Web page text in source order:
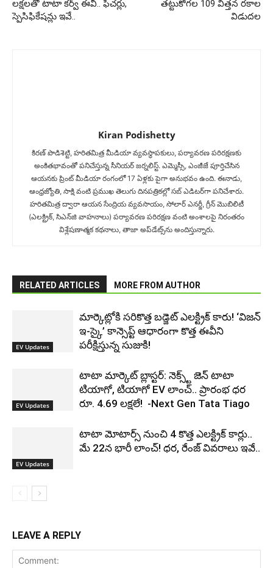
లక్షలతో టాటా క‌ర్వ్ ఈవీ.. ఫీచర్లు,
స్పెసిఫికేషన్లు ఇవే..
తట్టుకోగల 109 విత్తన రకాల
విడుదల
Kiran Podishetty
కిరణ్ పొడిశెట్టి, హరితమిత్ర మీడియా వ్యవస్థాపకులు, పర్యావరణ పరిరక్షణకు
అంకితభావంతో పనిచేస్తున్న సీనియ‌ర్‌ జర్నలిస్ట్. ఎమ్మెస్సీ, ఎంజీజే పూర్తిచేసిన‌
ఆయనకు ప్రింట్ మీడియా రంగంలో 17 ఏళ్లకు పైగా అనుభవం ఉంది. ఈనాడు,
ఆంధ్రజ్యోతి, సాక్షి వంటి ప్రముఖ తెలుగు దినపత్రికల్లో సబ్‌ ఎడిటర్‌గా ప‌నిచేశారు.
హరితమిత్ర ద్వారా ఆయన సేంద్రియ వ్యవసాయం, సోలార్ ఎనర్జీ, గ్రీన్ మొబిలిటీ
(ఎలక్ట్రిక్‌, సిఎన్‌జి వాహనాలు) ప‌ర్యావ‌ర‌ణ ప‌రిర‌క్ష‌ణ వంటి అంశాలపై నిరంతరం
విశ్లేషణాత్మక కథనాలు, తాజా అప్‌డేట్స్‌ను అందిస్తున్నారు.
RELATED ARTICLES MORE FROM AUTHOR
EV Updates
మార్కెట్లోకి సరికొత్త బడ్జెట్ ఎలక్ట్రిక్ కారు! ‘విజన్
ఇ-స్కై’ కాన్సెప్ట్ ఆధారంగా కొత్త ఈవీని
పరీక్షిస్తున్న సుజుకి!
EV Updates
టాటా మార్కెట్ బ్లాస్టర్: నెక్స్ట్ జెన్ టాటా
టియాగో, టియాగో EV లాంచ్.. ప్రారంభ ధర
రూ. 4.69 లక్షలే! ‌‌ -Next Gen Tata Tiago
EV Updates
టాటా మోటార్స్ నుంచి 4 కొత్త ఎలక్ట్రిక్ కార్లు..
మే 22న భారీ లాంచ్! ధర, రేంజ్ వివరాలు ఇవే..
LEAVE A REPLY